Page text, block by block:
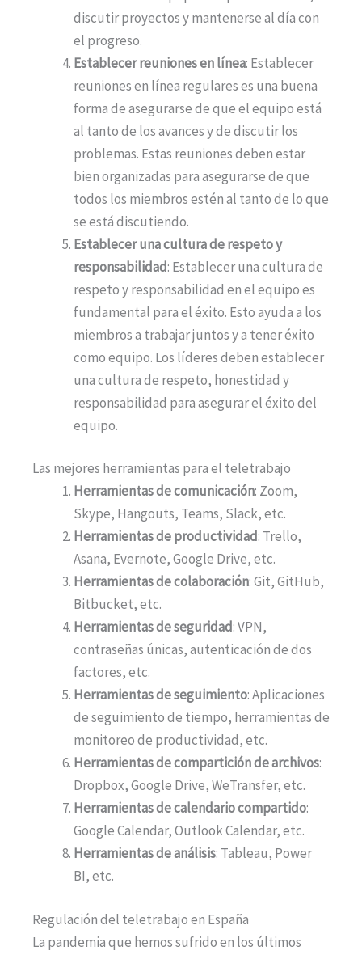
discutir proyectos y mantenerse al día con
el progreso.
Establecer reuniones en línea: Establecer
reuniones en línea regulares es una buena
forma de asegurarse de que el equipo está
al tanto de los avances y de discutir los
problemas. Estas reuniones deben estar
bien organizadas para asegurarse de que
todos los miembros estén al tanto de lo que
se está discutiendo.
Establecer una cultura de respeto y
responsabilidad: Establecer una cultura de
respeto y responsabilidad en el equipo es
fundamental para el éxito. Esto ayuda a los
miembros a trabajar juntos y a tener éxito
como equipo. Los líderes deben establecer
una cultura de respeto, honestidad y
responsabilidad para asegurar el éxito del
equipo.
Las mejores herramientas para el teletrabajo
Herramientas de comunicación: Zoom,
Skype, Hangouts, Teams, Slack, etc.
Herramientas de productividad: Trello,
Asana, Evernote, Google Drive, etc.
Herramientas de colaboración: Git, GitHub,
Bitbucket, etc.
Herramientas de seguridad: VPN,
contraseñas únicas, autenticación de dos
factores, etc.
Herramientas de seguimiento: Aplicaciones
de seguimiento de tiempo, herramientas de
monitoreo de productividad, etc.
Herramientas de compartición de archivos:
Dropbox, Google Drive, WeTransfer, etc.
Herramientas de calendario compartido:
Google Calendar, Outlook Calendar, etc.
Herramientas de análisis: Tableau, Power
BI, etc.
Regulación del teletrabajo en España
La pandemia que hemos sufrido en los últimos